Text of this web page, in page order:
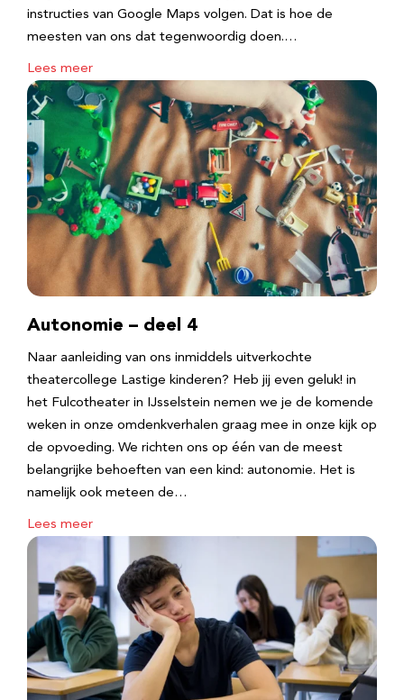
instructies van Google Maps volgen. Dat is hoe de
meesten van ons dat tegenwoordig doen.…
Lees meer
Autonomie – deel 4
Naar aanleiding van ons inmiddels uitverkochte
theatercollege Lastige kinderen? Heb jij even geluk! in
het Fulcotheater in IJsselstein nemen we je de komende
weken in onze omdenkverhalen graag mee in onze kijk op
de opvoeding. We richten ons op één van de meest
belangrijke behoeften van een kind: autonomie. Het is
namelijk ook meteen de…
Lees meer